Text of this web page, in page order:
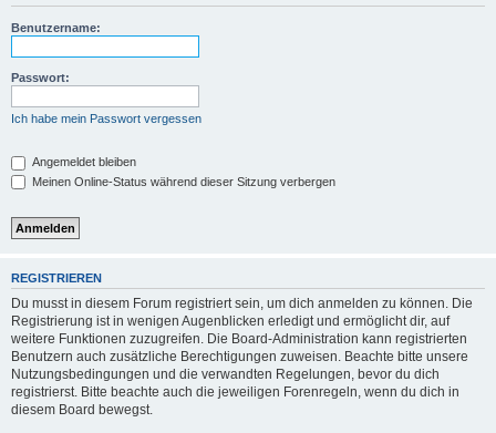
Benutzername:
Passwort:
Ich habe mein Passwort vergessen
Angemeldet bleiben
Meinen Online-Status während dieser Sitzung verbergen
REGISTRIEREN
Du musst in diesem Forum registriert sein, um dich anmelden zu können. Die
Registrierung ist in wenigen Augenblicken erledigt und ermöglicht dir, auf
weitere Funktionen zuzugreifen. Die Board-Administration kann registrierten
Benutzern auch zusätzliche Berechtigungen zuweisen. Beachte bitte unsere
Nutzungsbedingungen und die verwandten Regelungen, bevor du dich
registrierst. Bitte beachte auch die jeweiligen Forenregeln, wenn du dich in
diesem Board bewegst.